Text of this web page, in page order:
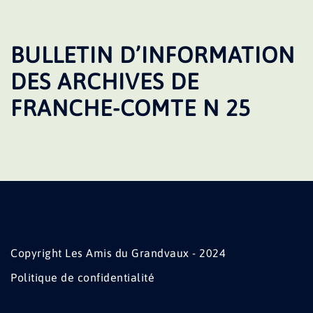
BULLETIN D’INFORMATION
DES ARCHIVES DE
FRANCHE-COMTE N 25
Copyright Les Amis du Grandvaux - 2024
Politique de confidentialité